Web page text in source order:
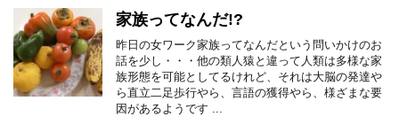
家族ってなんだ!?
昨日の女ワーク家族ってなんだという問いかけのお
話を少し・・・他の類人猿と違って人類は多様な家
族形態を可能としてるけれど、それは大脳の発達や
ら直立二足歩行やら、言語の獲得やら、様ざまな要
因があるようです ...